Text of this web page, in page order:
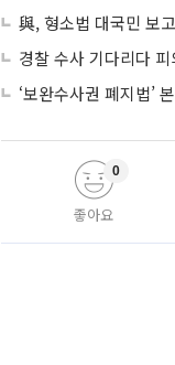
與, 형소법 대국민 보
경찰 수사 기다리다
‘보완수사권 폐지법’
좋아요
0